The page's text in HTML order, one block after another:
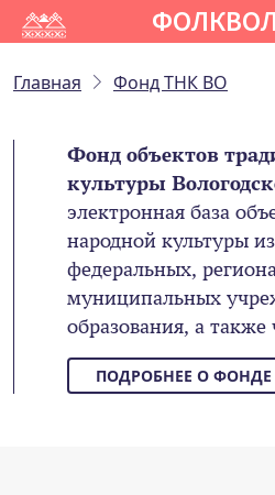
Главная Фонд ТНК ВО
Фонд объектов
культуры
электронная база
народной культуры
федеральных,
муниципальных
образования, а
ПОДРОБНЕЕ О ФОНДЕ